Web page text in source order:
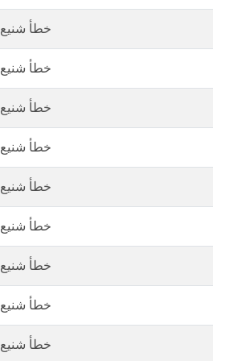
خطأ شنيع
خطأ شنيع
خطأ شنيع
خطأ شنيع
خطأ شنيع
خطأ شنيع
خطأ شنيع
خطأ شنيع
خطأ شنيع